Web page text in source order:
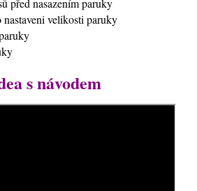
před nasazením paruky
velikosti paruky
s návodem